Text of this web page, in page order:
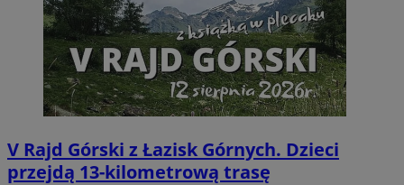
V Rajd Górski z Łazisk Górnych. Dzieci
przejdą 13-kilometrową trasę